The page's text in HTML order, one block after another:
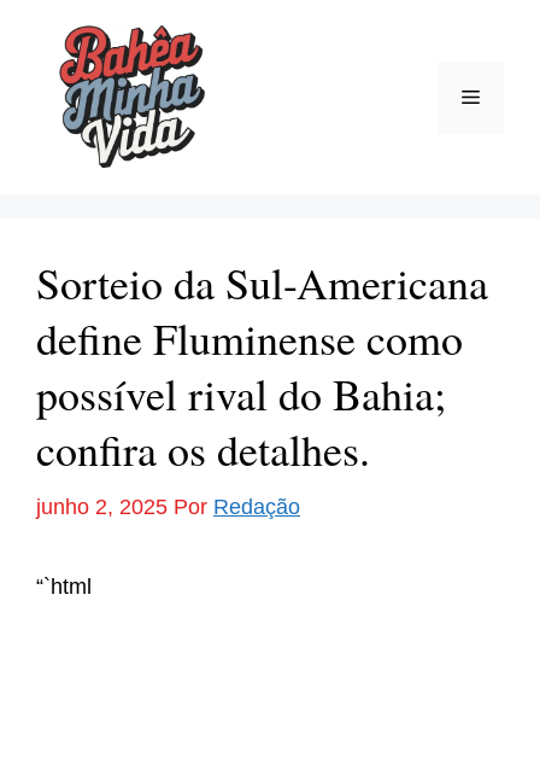
conteúdo
Menu
Sorteio da Sul-Americana
define Fluminense como
possível rival do Bahia;
confira os detalhes.
junho 2, 2025 Por Redação
“`html